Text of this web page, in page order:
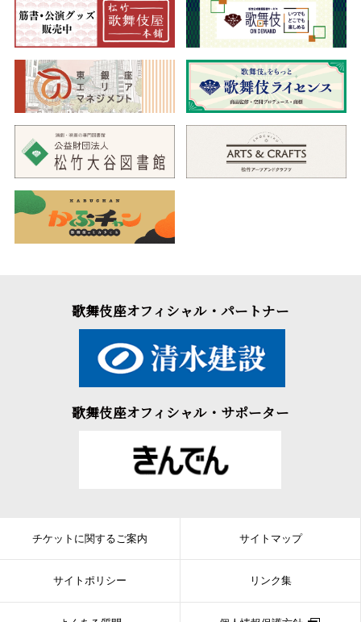
歌舞伎座オフィシャル・パートナー
歌舞伎座オフィシャル・サポーター
チケットに関するご案内 サイトマップ
サイトポリシー リンク集